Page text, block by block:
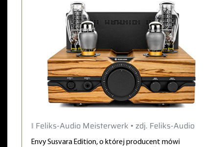
‖ Feliks-Audio Meisterwerk • zdj. Feliks-Audio
Envy Susvara Edition, o której producent mówi